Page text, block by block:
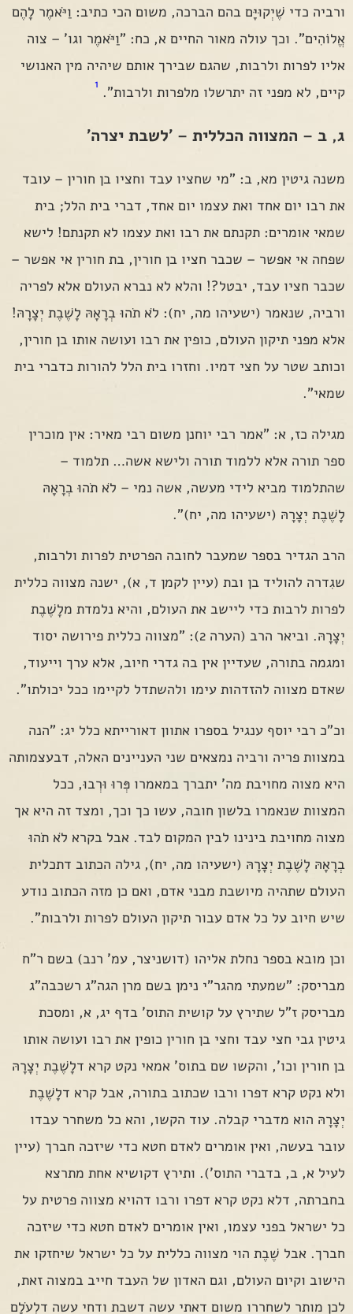
ורביה כדי שֶׁיְקוּיָּם בהם הברכה, משום הכי כתיב: וַיֹּאמֶר לָהֶם
אֱלוֹהִים". וכך עולה מאור החיים א, כח: "וַיֹּאמֶר וגו' – צוה
אליו לפרות ולרבות, שהגם שבירך אותם שיהיה מין האנושי
קיים, לא מפני זה יתרשלו מלפרות ולרבות". 1
ג, ב – המצווה הכללית – 'לשבת יצרה'
משנה גיטין מא, ב: "מי שחציו עבד וחציו בן חורין – עובד
את רבו יום אחד ואת עצמו יום אחד, דברי בית הלל; בית
שמאי אומרים: תקנתם את רבו ואת עצמו לא תקנתם! לישא
שפחה אי אפשר – שכבר חציו בן חורין, בת חורין אי אפשר –
שכבר חציו עבד, יבטל?! והלא לא נברא העולם אלא לפריה
ורביה, שנאמר (ישעיהו מה, יח): לֹא תֹהוּ בְרָאָהּ לָשֶׁבֶת יְצָרָהּ!
אלא מפני תיקון העולם, כופין את רבו ועושה אותו בן חורין,
וכותב שטר על חצי דמיו. וחזרו בית הלל להורות כדברי בית
שמאי".
מגילה כז, א: "אמר רבי יוחנן משום רבי מאיר: אין מוכרין
ספר תורה אלא ללמוד תורה ולישא אשה… תלמוד –
שהתלמוד מביא לידי מעשה, אשה נמי – לֹא תֹהוּ בְרָאָהּ
לָשֶׁבֶת יְצָרָהּ (ישעיהו מה, יח)".
הרב הגדיר בספר שמעבר לחובה הפרטית לפרות ולרבות,
שגִדרה להוליד בן ובת (עיין לקמן ד, א), ישנה מצווה כללית
לפרות לרבות כדי ליישב את העולם, והיא נלמדת מלָשֶׁבֶת
יְצָרָהּ. וביאר הרב (הערה 2): "מצווה כללית פירושה יסוד
ומגמה בתורה, שעדיין אין בה גדרי חיוב, אלא ערך וייעוד,
שאדם מצווה להזדהות עימו ולהשתדל לקיימו ככל יכולתו".
וכ"כ רבי יוסף ענגיל בספרו אתוון דאורייתא כלל יג: "הנה
במצוות פריה ורביה נמצאים שני העניינים האלה, דבעצמותה
היא מצוה מחויבת מה' יתברך במאמרו פְּרוּ וּרְבוּ, ככל
המצוות שנאמרו בלשון חובה, עשו כך וכך, ומצד זה היא אך
מצוה מחויבת בינינו לבין המקום לבד. אבל בקרא לֹא תֹהוּ
בְרָאָהּ לָשֶׁבֶת יְצָרָהּ (ישעיהו מה, יח), גילה הכתוב דתכלית
העולם שתהיה מיושבת מבני אדם, ואם כן מזה הכתוב נודע
שיש חיוב על כל אדם עבור תיקון העולם לפרות ולרבות".
וכן מובא בספר נחלת אליהו (דושניצר, עמ' רנב) בשם ר"ח
מבריסק: "שמעתי מהגר"י נימן בשם מרן הגה"ג רשכבה"ג
מבריסק ז"ל שתירץ על קושית התוס' בדף יג, א, ומסכת
גיטין גבי חצי עבד וחצי בן חורין כופין את רבו ועושה אותו
בן חורין וכו', והקשו שם בתוס' אמאי נקט קרא דלָשֶׁבֶת יְצָרָהּ
ולא נקט קרא דפרו ורבו שכתוב בתורה, אבל קרא דלָשֶׁבֶת
יְצָרָהּ הוא מדברי קבלה. עוד הקשו, והא כל משחרר עבדו
עובר בעשה, ואין אומרים לאדם חטא כדי שיזכה חברך (עיין
לעיל א, ב, בדברי התוס'). ותירץ דקושיא אחת מתרצא
בחברתה, דלא נקט קרא דפרו ורבו דהויא מצווה פרטית על
כל ישראל בפני עצמו, ואין אומרים לאדם חטא כדי שיזכה
חברך. אבל שֶׁבֶת הוי מצווה כללית על כל ישראל שיחזקו את
הישוב וקיום העולם, וגם האדון של העבד חייב במצוה זאת,
לכן מותר לשחררו משום דאתי עשה דשבת ודחי עשה דלְעֹלָם